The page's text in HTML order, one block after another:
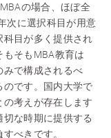
の場合、ほぼ全
次に選択科目が用意
科目が多く提供され
そもMBA教育は
みで構成されるべ
のです。国内大学で
考えが存在します
な時期に提供する
べきです。